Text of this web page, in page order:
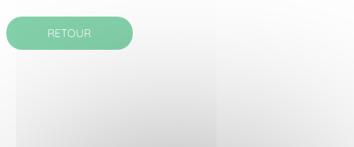
RETOUR